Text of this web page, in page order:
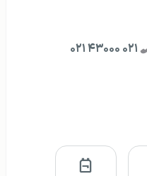
۰۲۱ ۴۳۰۰۰ ۰۲۱